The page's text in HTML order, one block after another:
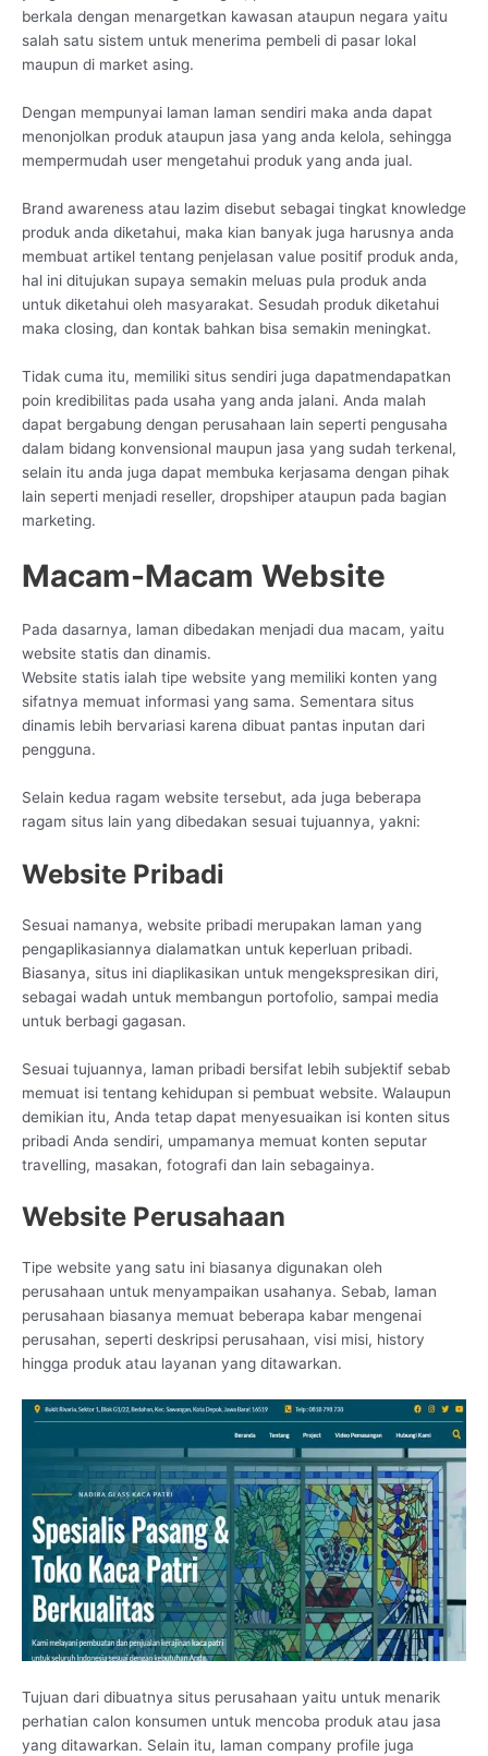
berkala dengan menargetkan kawasan ataupun negara yaitu
salah satu sistem untuk menerima pembeli di pasar lokal
maupun di market asing.
Dengan mempunyai laman laman sendiri maka anda dapat
menonjolkan produk ataupun jasa yang anda kelola, sehingga
mempermudah user mengetahui produk yang anda jual.
Brand awareness atau lazim disebut sebagai tingkat knowledge
produk anda diketahui, maka kian banyak juga harusnya anda
membuat artikel tentang penjelasan value positif produk anda,
hal ini ditujukan supaya semakin meluas pula produk anda
untuk diketahui oleh masyarakat. Sesudah produk diketahui
maka closing, dan kontak bahkan bisa semakin meningkat.
Tidak cuma itu, memiliki situs sendiri juga dapatmendapatkan
poin kredibilitas pada usaha yang anda jalani. Anda malah
dapat bergabung dengan perusahaan lain seperti pengusaha
dalam bidang konvensional maupun jasa yang sudah terkenal,
selain itu anda juga dapat membuka kerjasama dengan pihak
lain seperti menjadi reseller, dropshiper ataupun pada bagian
marketing.
Macam-Macam Website
Pada dasarnya, laman dibedakan menjadi dua macam, yaitu
website statis dan dinamis.
Website statis ialah tipe website yang memiliki konten yang
sifatnya memuat informasi yang sama. Sementara situs
dinamis lebih bervariasi karena dibuat pantas inputan dari
pengguna.
Selain kedua ragam website tersebut, ada juga beberapa
ragam situs lain yang dibedakan sesuai tujuannya, yakni:
Website Pribadi
Sesuai namanya, website pribadi merupakan laman yang
pengaplikasiannya dialamatkan untuk keperluan pribadi.
Biasanya, situs ini diaplikasikan untuk mengekspresikan diri,
sebagai wadah untuk membangun portofolio, sampai media
untuk berbagi gagasan.
Sesuai tujuannya, laman pribadi bersifat lebih subjektif sebab
memuat isi tentang kehidupan si pembuat website. Walaupun
demikian itu, Anda tetap dapat menyesuaikan isi konten situs
pribadi Anda sendiri, umpamanya memuat konten seputar
travelling, masakan, fotografi dan lain sebagainya.
Website Perusahaan
Tipe website yang satu ini biasanya digunakan oleh
perusahaan untuk menyampaikan usahanya. Sebab, laman
perusahaan biasanya memuat beberapa kabar mengenai
perusahan, seperti deskripsi perusahaan, visi misi, history
hingga produk atau layanan yang ditawarkan.
Tujuan dari dibuatnya situs perusahaan yaitu untuk menarik
perhatian calon konsumen untuk mencoba produk atau jasa
yang ditawarkan. Selain itu, laman company profile juga